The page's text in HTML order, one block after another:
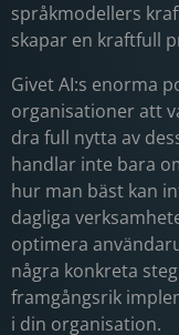
språkmodellers
skapar en kraftfull
Givet AI:s enorma
organisationer att
dra full nytta av
handlar inte bara
hur man bäst kan
dagliga
optimera
några konkreta
framgångsrik
i din organisation.